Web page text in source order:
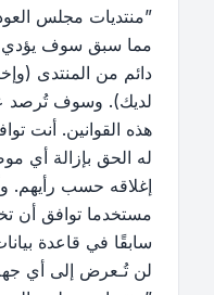
”منتديات مجلس
مما سبق سوف يؤدي
دائم من المنتدى
لديك). وسوف تُرصد
هذه القوانين. أنت
له الحق بإزالة أي
إغلاقه حسب رأيهم.
مستخدما توافق أن
سابقًا في قاعدة
لن تُـعرض إلى أي